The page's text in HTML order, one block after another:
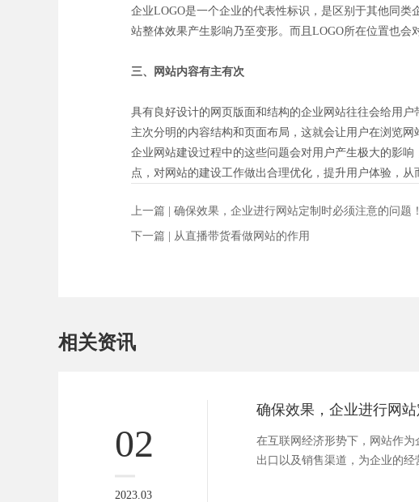
企业LOGO是一个企业的代表性标识，是区别于其他同
站整体效果产生影响乃至变形。而且LOGO所在位置也会
三、网站内容有主有次
具有良好设计的网页版面和结构的企业网站往往会给用
主次分明的内容结构和页面布局，这就会让用户在浏览
企业网站建设过程中的这些问题会对用户产生极大的影
点，对网站的建设工作做出合理优化，提升用户体验，从
上一篇 | 确保效果，企业进行网站定制时必须注意的问题！
下一篇 | 从直播带货看做网站的作用
相关资讯
02
2023.03
在互联网经济形势下，网站作为
出口以及销售渠道，为企业的经